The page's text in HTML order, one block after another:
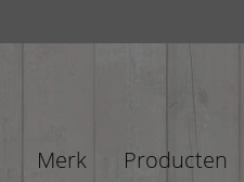
Merk Producten